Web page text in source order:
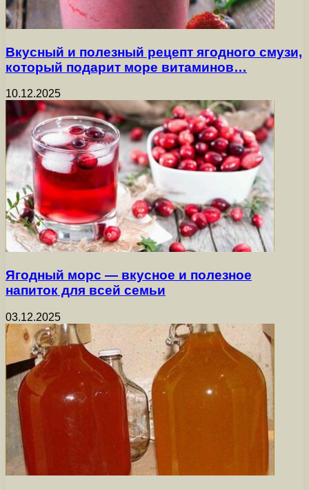
Вкусный и полезный рецепт ягодного смузи,
который подарит море витаминов…
10.12.2025
Ягодный морс — вкусное и полезное
напиток для всей семьи
03.12.2025